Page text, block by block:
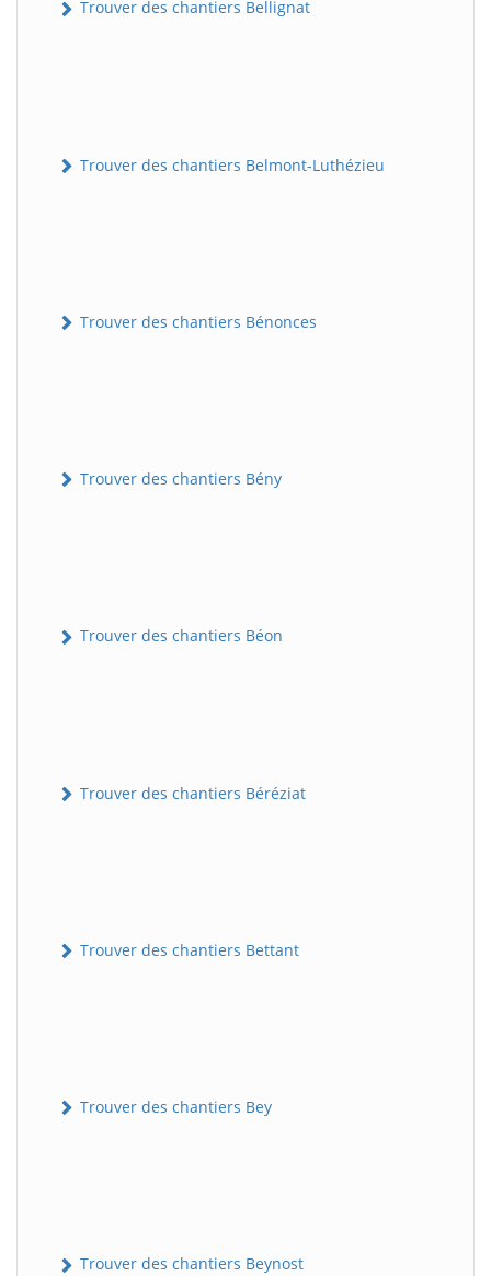
Trouver des chantiers Bellignat
Trouver des chantiers Belmont-Luthézieu
Trouver des chantiers Bénonces
Trouver des chantiers Bény
Trouver des chantiers Béon
Trouver des chantiers Béréziat
Trouver des chantiers Bettant
Trouver des chantiers Bey
Trouver des chantiers Beynost